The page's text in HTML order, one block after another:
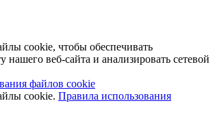
cookie, чтобы обеспечивать
нашего веб-сайта и анализировать сетевой
файлов cookie
cookie. Правила использования